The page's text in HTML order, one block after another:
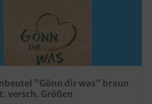
"Gönn dir was" braun
versch. Größen